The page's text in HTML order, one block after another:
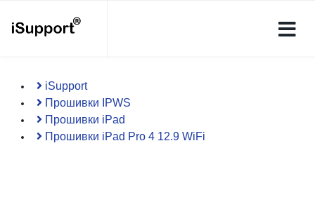
iSupport
Прошивки IPWS
Прошивки iPad
Прошивки iPad Pro 4 12.9 WiFi